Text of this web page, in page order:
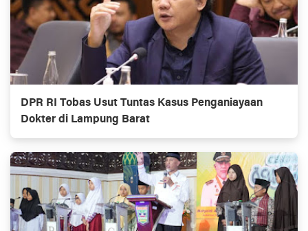
DPR RI Tobas Usut Tuntas Kasus Penganiayaan
Dokter di Lampung Barat